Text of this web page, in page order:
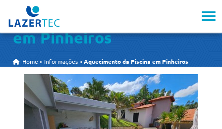
Aquecimento da Piscina
em Pinheiros
Home » Informações »Aquecimento da Piscina em Pinheiros